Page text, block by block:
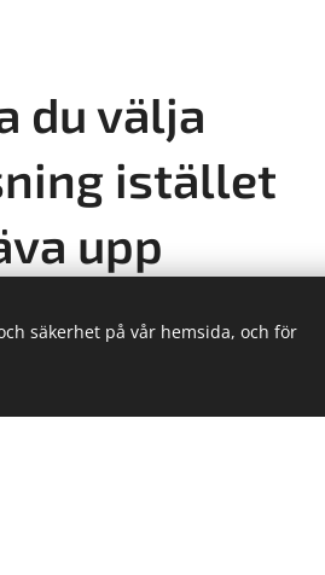
du välja
istället
upp
säkerhet på vår hemsida, och för